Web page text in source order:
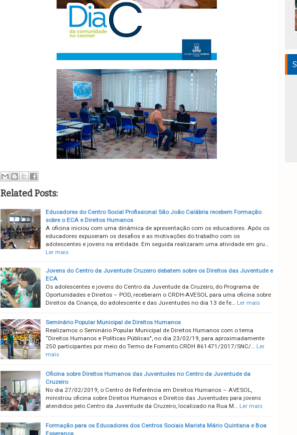
Related Posts:
Educadores do Centro Social Profissional São João Calábria recebem Formação
sobre o ECA e Direitos Humanos
A oficina iniciou com uma dinâmica de apresentação com os educadores. Após os
educadores expuseram os desafios e as motivações do trabalho com os
adolescentes e jovens na entidade. Em seguida realizaram uma atividade em gru…
Ler mais
Jovens do Centro da Juventude Cruzeiro debatem sobre os Direitos das Juventude e
ECA
Os adolescentes e jovens do Centro da Juventude da Cruzeiro, do Programa de
Oportunidades e Direitos – POD, receberam o CRDH-AVESOL para uma oficina sobre
Direitos da Criança, do adolescente e das Juventudes no dia 13 de fe…
Ler mais
Seminário Popular Municipal de Direitos Humanos
Realizamos o Seminário Popular Municipal de Direitos Humanos com o tema
“Direitos Humanos e Políticas Públicas", no dia 23/02/19, para aproximadamente
250 participantes por meio do Termo de Fomento CRDH 861471/2017/SNC/…
Ler
mais
Oficina sobre Direitos Humanos das Juventudes no Centro da Juventude da
Cruzeiro
No dia 27/02/2019, o Centro de Referência em Direitos Humanos – AVESOL,
ministrou oficina sobre Direitos Humanos e Direitos das Juventudes para jovens
atendidos pelo Centro da Juventude da Cruzeiro, localizado na Rua M…
Ler mais
Formação para os Educadores dos Centros Sociais Marista Mário Quintana e Boa
Esperança